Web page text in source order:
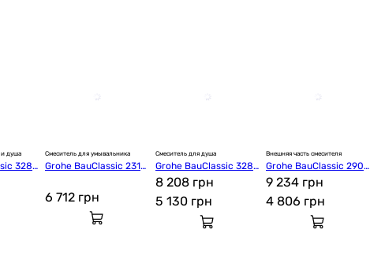
и душа
3286
Смеситель для умывальника
Grohe BauClassic 2316
6 712 грн
Смеситель для душа
Grohe BauClassic 3286
7000
8 208 грн
5 130 грн
Внешняя часть смесителя
Grohe BauClassic 2904
8000
9 234 грн
4 806 грн